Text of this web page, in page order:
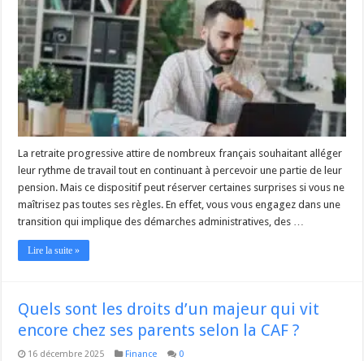
La retraite progressive attire de nombreux français souhaitant alléger
leur rythme de travail tout en continuant à percevoir une partie de leur
pension. Mais ce dispositif peut réserver certaines surprises si vous ne
maîtrisez pas toutes ses règles. En effet, vous vous engagez dans une
transition qui implique des démarches administratives, des …
Lire la suite »
Quels sont les droits d’un majeur qui vit
encore chez ses parents selon la CAF ?
16 décembre 2025 Finance 0